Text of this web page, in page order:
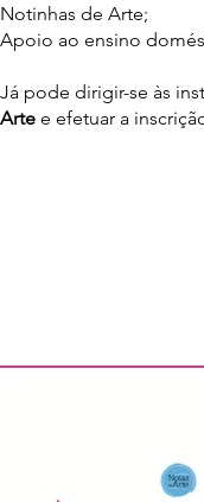
Notinhas de Arte;
Apoio ao ensino
Já pode dirigir-se às
Arte e efetuar a